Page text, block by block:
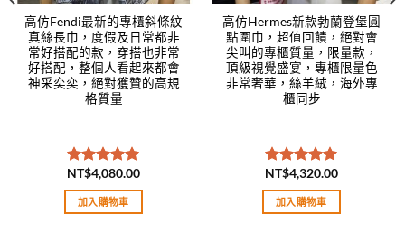
高仿Fendi最新的專櫃斜條紋
真絲長巾，度假及日常都非
常好搭配的款，穿搭也非常
好搭配，整個人看起來都會
神采奕奕，絕對獲贊的高規
格質量
評分5.00
滿分 5
NT$4,080.00
加入購物車
高仿Hermes新款勃蘭登堡圓
點圍巾，超值回饋，絕對會
尖叫的專櫃質量，限量款，
頂級視覺盛宴，專櫃限量色
非常奢華，絲羊絨，海外專
櫃同步
評分5.00
滿分 5
NT$4,320.00
加入購物車